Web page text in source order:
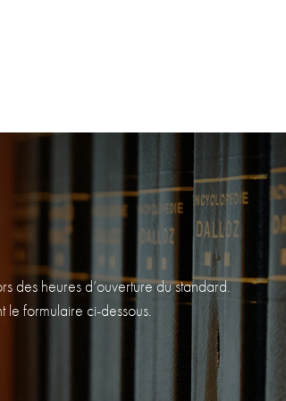
des heures d’ouverture du standard.
le formulaire ci-dessous.